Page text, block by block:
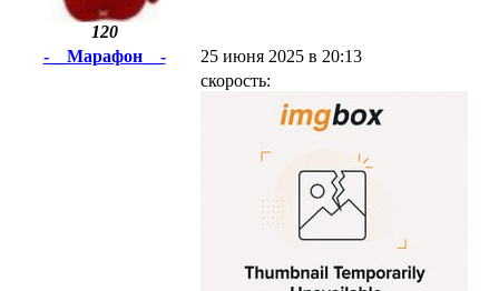
120
-__Марафон__- 25 июня 2025 в 20:13
скорость: